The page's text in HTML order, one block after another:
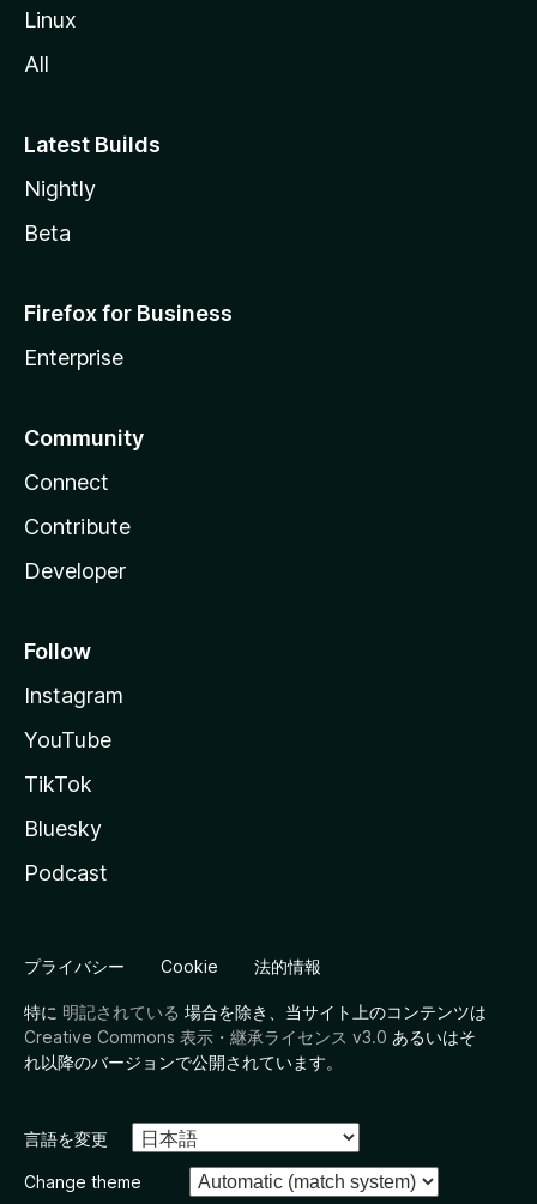
Linux
All
Latest Builds
Nightly
Beta
Firefox for Business
Enterprise
Community
Connect
Contribute
Developer
Follow
Instagram
YouTube
TikTok
Bluesky
Podcast
プライバシー Cookie 法的情報
特に 明記されている 場合を除き、当サイト上のコンテンツは
Creative Commons 表示・継承ライセンス v3.0 あるいはそ
れ以降のバージョンで公開されています。
言語を変更
Change theme